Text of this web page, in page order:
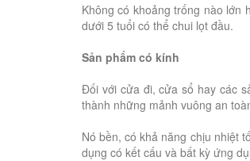
Không có khoảng trống nào
dưới 5 tuổi có thể chui lọt đầu.
Sản phẩm có kính
Đối với cửa đi, cửa sổ hay các
thành những mảnh vuông an
Nó bền, có khả năng chịu nhiệt
dụng có kết cấu và bất kỳ ứng